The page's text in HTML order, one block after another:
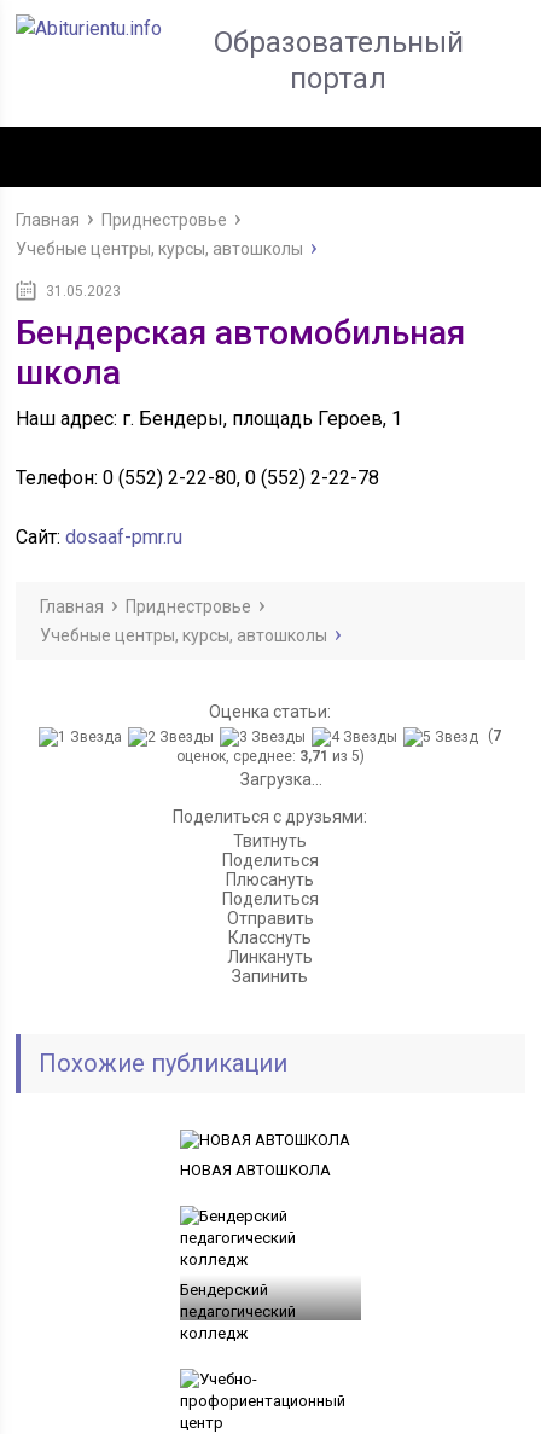
Образовательный
портал
Главная
Приднестровье
Учебные центры, курсы, автошколы
31.05.2023
Бендерская автомобильная
школа
Наш адрес: г. Бендеры, площадь Героев, 1
Телефон:0 (552) 2-22-80, 0 (552) 2-22-78
Сайт:dosaaf-pmr.ru
Главная
Приднестровье
Учебные центры, курсы, автошколы
Оценка статьи:
(7
оценок, среднее: 3,71 из 5)
Загрузка...
Поделиться с друзьями:
Твитнуть
Поделиться
Плюсануть
Поделиться
Отправить
Класснуть
Линкануть
Запинить
Похожие публикации
НОВАЯ АВТОШКОЛА
Бендерский
педагогический
колледж